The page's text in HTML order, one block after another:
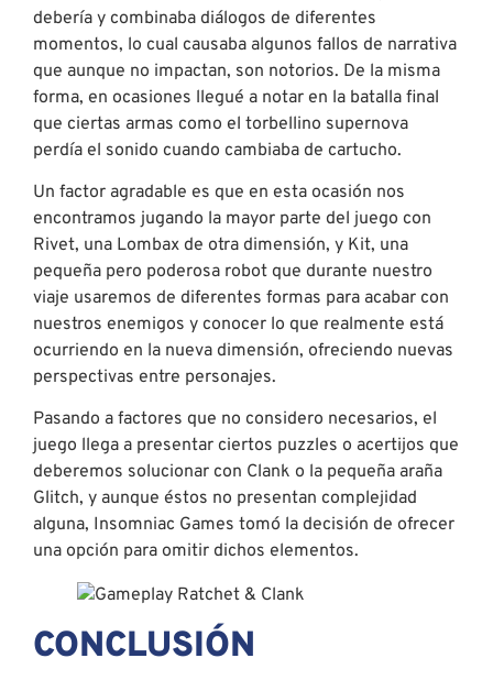
debería y combinaba diálogos de diferentes
momentos, lo cual causaba algunos fallos de narrativa
que aunque no impactan, son notorios. De la misma
forma, en ocasiones llegué a notar en la batalla final
que ciertas armas como el torbellino supernova
perdía el sonido cuando cambiaba de cartucho.
Un factor agradable es que en esta ocasión nos
encontramos jugando la mayor parte del juego con
Rivet, una Lombax de otra dimensión, y Kit, una
pequeña pero poderosa robot que durante nuestro
viaje usaremos de diferentes formas para acabar con
nuestros enemigos y conocer lo que realmente está
ocurriendo en la nueva dimensión, ofreciendo nuevas
perspectivas entre personajes.
Pasando a factores que no considero necesarios, el
juego llega a presentar ciertos puzzles o acertijos que
deberemos solucionar con Clank o la pequeña araña
Glitch, y aunque éstos no presentan complejidad
alguna, Insomniac Games tomó la decisión de ofrecer
una opción para omitir dichos elementos.
CONCLUSIÓN